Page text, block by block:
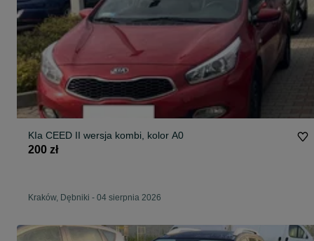
KIa CEED II wersja kombi, kolor A0
200 zł
Kraków, Dębniki - 04 sierpnia 2026